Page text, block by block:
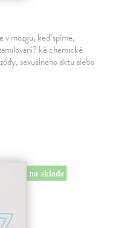
v mozgu, keď spíme,
ké chemické
sexuálneho aktu alebo
na sklade